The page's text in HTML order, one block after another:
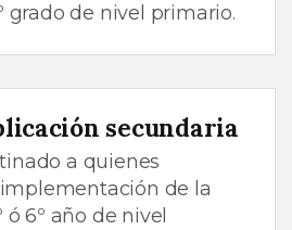
grado de nivel primario.
secundaria
a quienes
de la
6º año de nivel